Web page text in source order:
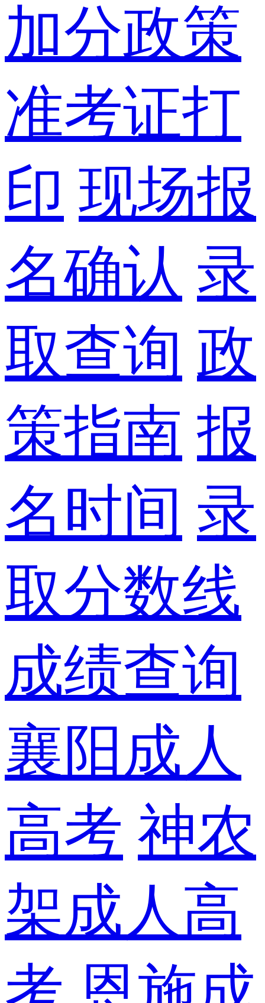
加分政策
准考证打
印 现场报
名确认 录
取查询 政
策指南 报
名时间 录
取分数线
成绩查询
襄阳成人
高考 神农
架成人高